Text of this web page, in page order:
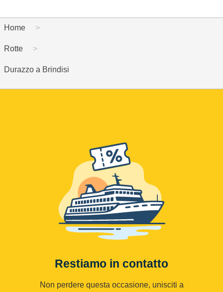
Home
Rotte
Durazzo a Brindisi
Restiamo in contatto
Non perdere questa occasione, unisciti a